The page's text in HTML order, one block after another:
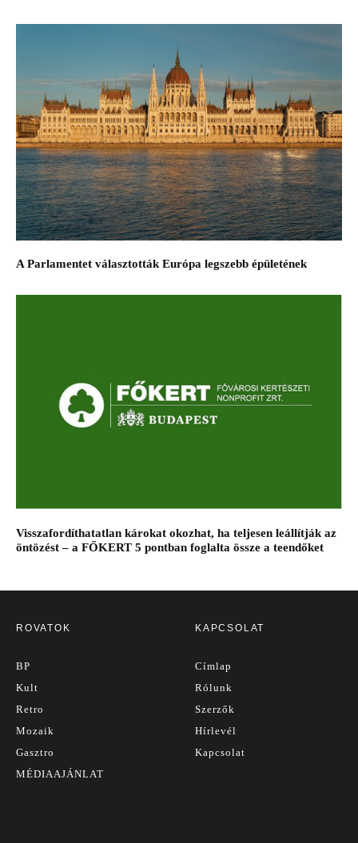
A Parlamentet választották Európa legszebb épületének
Visszafordíthatatlan károkat okozhat, ha teljesen leállítják az
öntözést – a FŐKERT 5 pontban foglalta össze a teendőket
ROVATOK
BP
Kult
Retro
Mozaik
Gasztro
MÉDIAAJÁNLAT
KAPCSOLAT
Címlap
Rólunk
Szerzők
Hírlevél
Kapcsolat